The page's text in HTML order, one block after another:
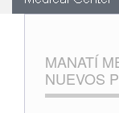
contentMANATÍ
NUEVOS